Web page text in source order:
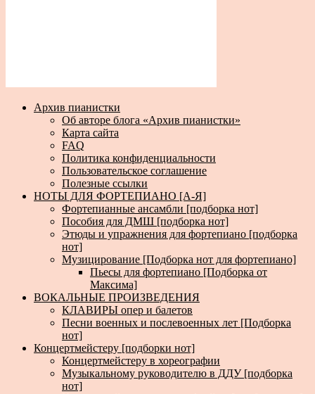
Архив пианистки
Об авторе блога «Архив пианистки»
Карта сайта
FAQ
Политика конфиденциальности
Пользовательское соглашение
Полезные ссылки
НОТЫ ДЛЯ ФОРТЕПИАНО [А-Я]
Фортепианные ансамбли [подборка нот]
Пособия для ДМШ [подборка нот]
Этюды и упражнения для фортепиано [подборка
нот]
Музицирование [Подборка нот для фортепиано]
Пьесы для фортепиано [Подборка от
Максима]
ВОКАЛЬНЫЕ ПРОИЗВЕДЕНИЯ
КЛАВИРЫ опер и балетов
Песни военных и послевоенных лет [Подборка
нот]
Концертмейстеру [подборки нот]
Концертмейстеру в хореографии
Музыкальному руководителю в ДДУ [подборка
нот]